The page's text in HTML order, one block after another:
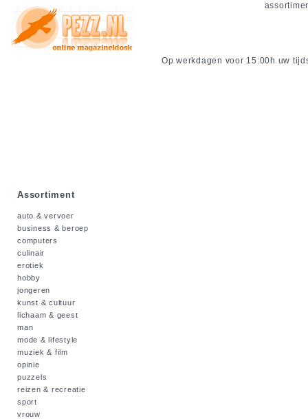
Op werkdagen voor 15:00h uw
Assortiment
auto & vervoer
business & beroep
computers
culinair
erotiek
hobby
jongeren
kunst & cultuur
lichaam & geest
man
mode & lifestyle
muziek & film
opinie
puzzels
reizen & recreatie
sport
vrouw